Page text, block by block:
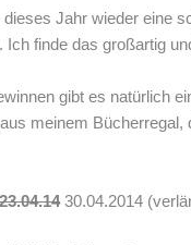
dieses Jahr wieder eine
finde das großartig
gibt es natürlich
meinem
23.04.1430.04.2014